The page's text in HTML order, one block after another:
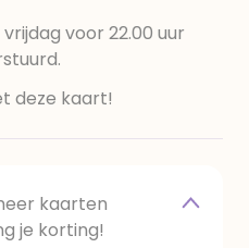
voor 22.00 uur
deze kaart!
kaarten
je korting!